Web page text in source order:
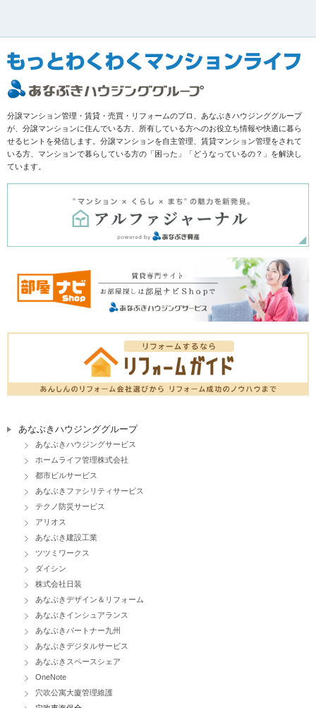
分譲マンション管理・賃貸・売買・リフォームのプロ、あなぶきハウジンググループ
が、分譲マンションに住んでいる方、所有している方へのお役立ち情報や快適に暮ら
せるヒントを発信します。分譲マンションを自主管理、賃貸マンション管理をされて
いる方、マンションで暮らしている方の「困った」「どうなっているの？」を解決し
ています。
あなぶきハウジンググループ
あなぶきハウジングサービス
ホームライフ管理株式会社
都市ビルサービス
あなぶきファシリティサービス
テクノ防災サービス
アリオス
あなぶき建設工業
ツツミワークス
ダイシン
株式会社日装
あなぶきデザイン＆リフォーム
あなぶきインシュアランス
あなぶきパートナー九州
あなぶきデジタルサービス
あなぶきスペースシェア
OneNote
穴吹公寓大廈管理維護